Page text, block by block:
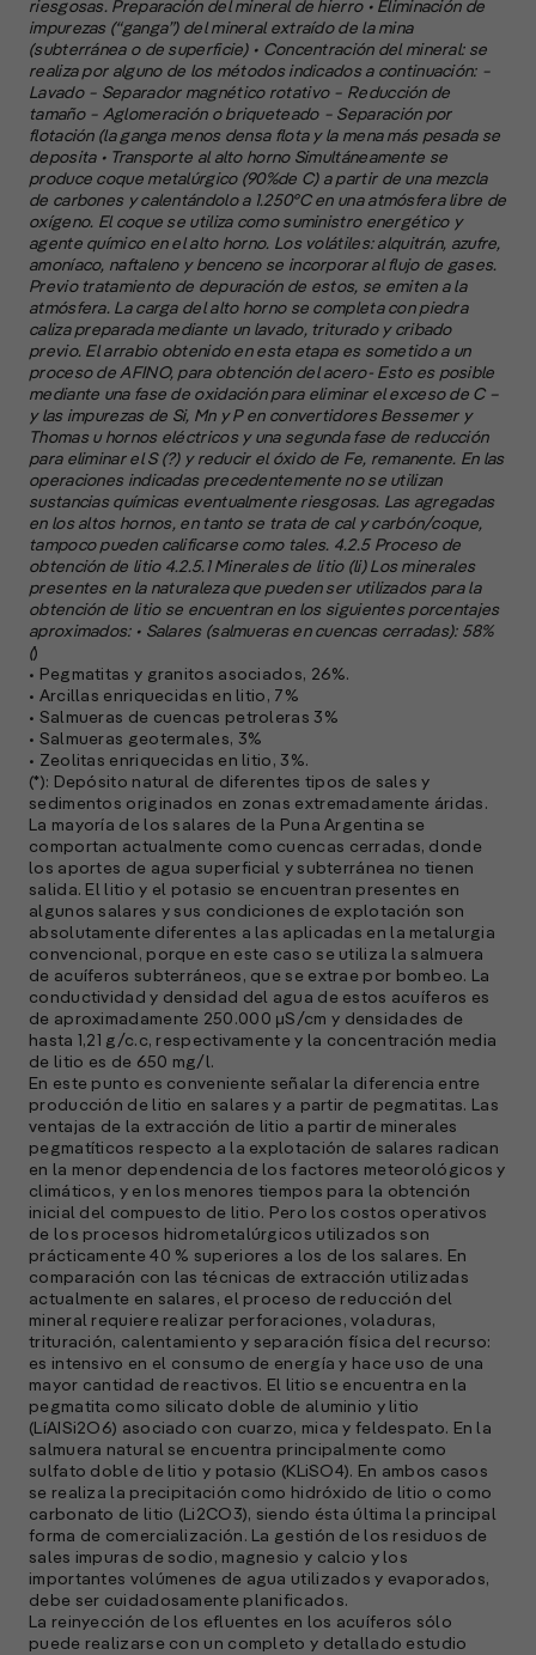
riesgosas. Preparación del mineral de hierro • Eliminación de
impurezas (“ganga”) del mineral extraído de la mina
(subterránea o de superficie) • Concentración del mineral: se
realiza por alguno de los métodos indicados a continuación: −
Lavado − Separador magnético rotativo − Reducción de
tamaño − Aglomeración o briqueteado − Separación por
flotación (la ganga menos densa flota y la mena más pesada se
deposita • Transporte al alto horno Simultáneamente se
produce coque metalúrgico (90%de C) a partir de una mezcla
de carbones y calentándolo a 1.250°C en una atmósfera libre de
oxígeno. El coque se utiliza como suministro energético y
agente químico en el alto horno. Los volátiles: alquitrán, azufre,
amoníaco, naftaleno y benceno se incorporar al flujo de gases.
Previo tratamiento de depuración de estos, se emiten a la
atmósfera. La carga del alto horno se completa con piedra
caliza preparada mediante un lavado, triturado y cribado
previo. El arrabio obtenido en esta etapa es sometido a un
proceso de AFINO, para obtención del acero- Esto es posible
mediante una fase de oxidación para eliminar el exceso de C –
y las impurezas de Si, Mn y P en convertidores Bessemer y
Thomas u hornos eléctricos y una segunda fase de reducción
para eliminar el S (?) y reducir el óxido de Fe, remanente. En las
operaciones indicadas precedentemente no se utilizan
sustancias químicas eventualmente riesgosas. Las agregadas
en los altos hornos, en tanto se trata de cal y carbón/coque,
tampoco pueden calificarse como tales. 4.2.5 Proceso de
obtención de litio 4.2.5.1 Minerales de litio (li) Los minerales
presentes en la naturaleza que pueden ser utilizados para la
obtención de litio se encuentran en los siguientes porcentajes
aproximados: • Salares (salmueras en cuencas cerradas): 58%
()
• Pegmatitas y granitos asociados, 26%.
• Arcillas enriquecidas en litio, 7%
• Salmueras de cuencas petroleras 3%
• Salmueras geotermales, 3%
• Zeolitas enriquecidas en litio, 3%.
(*): Depósito natural de diferentes tipos de sales y
sedimentos originados en zonas extremadamente áridas.
La mayoría de los salares de la Puna Argentina se
comportan actualmente como cuencas cerradas, donde
los aportes de agua superficial y subterránea no tienen
salida. El litio y el potasio se encuentran presentes en
algunos salares y sus condiciones de explotación son
absolutamente diferentes a las aplicadas en la metalurgia
convencional, porque en este caso se utiliza la salmuera
de acuíferos subterráneos, que se extrae por bombeo. La
conductividad y densidad del agua de estos acuíferos es
de aproximadamente 250.000 μS/cm y densidades de
hasta 1,21 g/c.c, respectivamente y la concentración media
de litio es de 650 mg/l.
En este punto es conveniente señalar la diferencia entre
producción de litio en salares y a partir de pegmatitas. Las
ventajas de la extracción de litio a partir de minerales
pegmatíticos respecto a la explotación de salares radican
en la menor dependencia de los factores meteorológicos y
climáticos, y en los menores tiempos para la obtención
inicial del compuesto de litio. Pero los costos operativos
de los procesos hidrometalúrgicos utilizados son
prácticamente 40 % superiores a los de los salares. En
comparación con las técnicas de extracción utilizadas
actualmente en salares, el proceso de reducción del
mineral requiere realizar perforaciones, voladuras,
trituración, calentamiento y separación física del recurso:
es intensivo en el consumo de energía y hace uso de una
mayor cantidad de reactivos. El litio se encuentra en la
pegmatita como silicato doble de aluminio y litio
(LíAISi2O6) asociado con cuarzo, mica y feldespato. En la
salmuera natural se encuentra principalmente como
sulfato doble de litio y potasio (KLiSO4). En ambos casos
se realiza la precipitación como hidróxido de litio o como
carbonato de litio (Li2CO3), siendo ésta última la principal
forma de comercialización. La gestión de los residuos de
sales impuras de sodio, magnesio y calcio y los
importantes volúmenes de agua utilizados y evaporados,
debe ser cuidadosamente planificados.
La reinyección de los efluentes en los acuíferos sólo
puede realizarse con un completo y detallado estudio